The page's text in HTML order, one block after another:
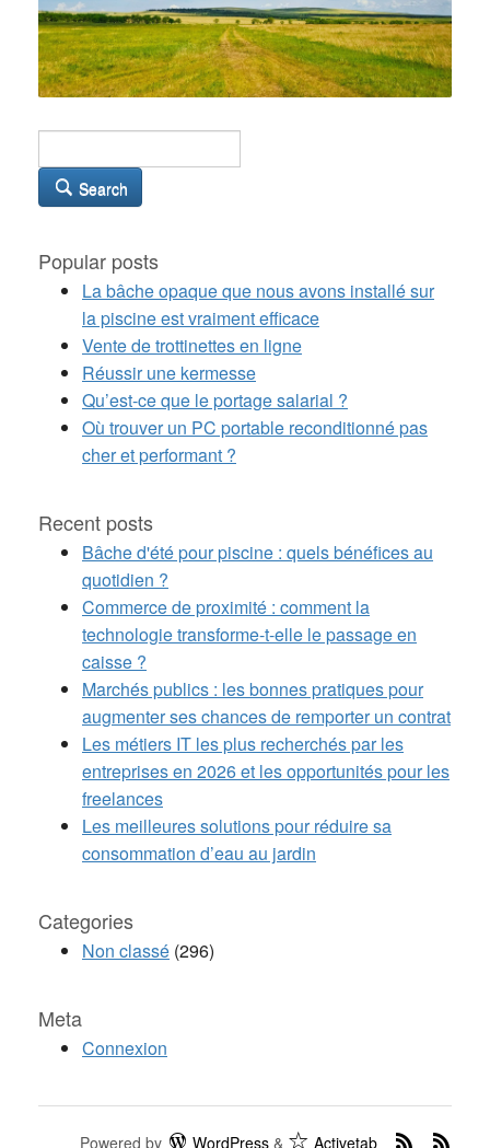
Search
Popular posts
La bâche opaque que nous avons installé sur
la piscine est vraiment efficace
Vente de trottinettes en ligne
Réussir une kermesse
Qu’est-ce que le portage salarial ?
Où trouver un PC portable reconditionné pas
cher et performant ?
Recent posts
Bâche d'été pour piscine : quels bénéfices au
quotidien ?
Commerce de proximité : comment la
technologie transforme-t-elle le passage en
caisse ?
Marchés publics : les bonnes pratiques pour
augmenter ses chances de remporter un contrat
Les métiers IT les plus recherchés par les
entreprises en 2026 et les opportunités pour les
freelances
Les meilleures solutions pour réduire sa
consommation d’eau au jardin
Categories
Non classé (296)
Meta
Connexion
Powered by WordPress & Activetab